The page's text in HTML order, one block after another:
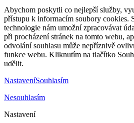
Abychom poskytli co nejlepší služby,
přístupu k informacím soubory cookies.
technologie nám umožní zpracovávat
při procházení stránek na tomto webu,
odvolání souhlasu může nepříznivě
funkce webu. Kliknutím na tlačítko
udělit.
NastaveníSouhlasím
Nesouhlasím
Nastavení